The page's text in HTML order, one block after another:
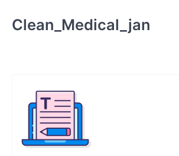
Clean_Medical_jan